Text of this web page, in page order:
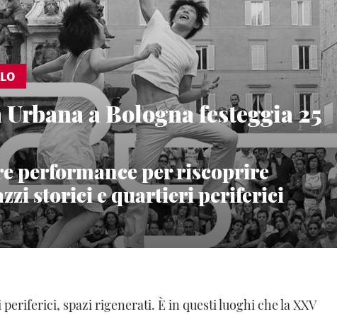
a Bologna festeggia 25
performance per riscoprire
storici e quartieri periferici
spazi rigenerati. È in questi luoghi che la XXV